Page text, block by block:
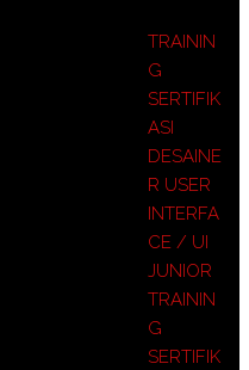
TRAININ
G
SERTIFIK
ASI
DESAINE
R USER
INTERFA
CE / UI
JUNIOR
TRAININ
G
SERTIFIK